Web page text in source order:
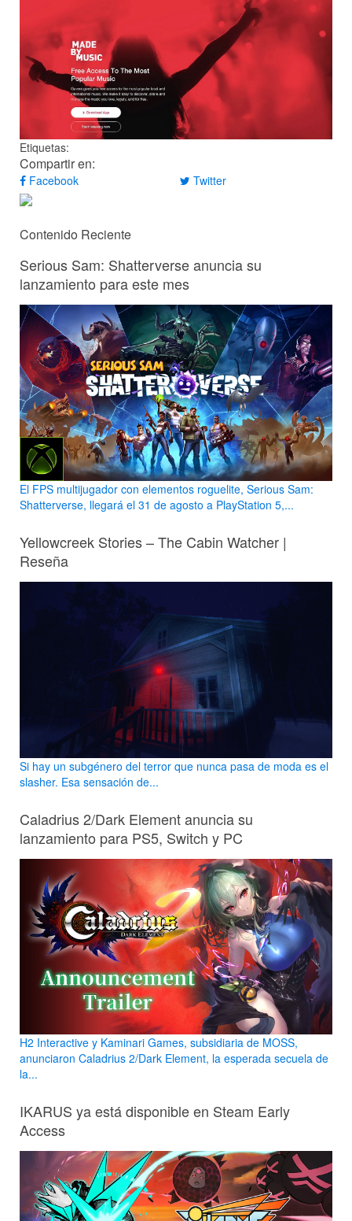
Etiquetas:
Compartir en:
Facebook Twitter
Contenido Reciente
Serious Sam: Shatterverse anuncia su
lanzamiento para este mes
El FPS multijugador con elementos roguelite, Serious Sam:
Shatterverse, llegará el 31 de agosto a PlayStation 5,...
Yellowcreek Stories – The Cabin Watcher |
Reseña
Si hay un subgénero del terror que nunca pasa de moda es el
slasher. Esa sensación de...
Caladrius 2/Dark Element anuncia su
lanzamiento para PS5, Switch y PC
H2 Interactive y Kaminari Games, subsidiaria de MOSS,
anunciaron Caladrius 2/Dark Element, la esperada secuela de
la...
IKARUS ya está disponible en Steam Early
Access